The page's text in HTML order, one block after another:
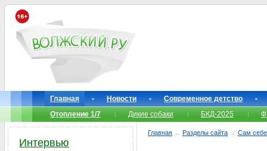
Главная Новости
Современное детство
Отопление 1/7
Дикие собаки БКД-2025
Главная → Разделы сайта → Сам
Интервью